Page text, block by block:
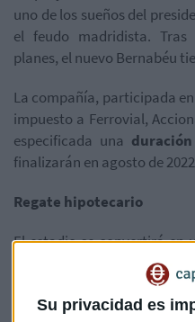
Su privacidad es
uno de los sueños del
el feudo madridista. Tras
planes, el nuevo Bernabéu
La compañía, participada
impuesto a Ferrovial,
especificada una
finalizarán en agosto de
Regate hipotecario
El estadio se convertirá en
ingresos del conjunto
donde espera ingresar
nuevo coliseo del Paseo de